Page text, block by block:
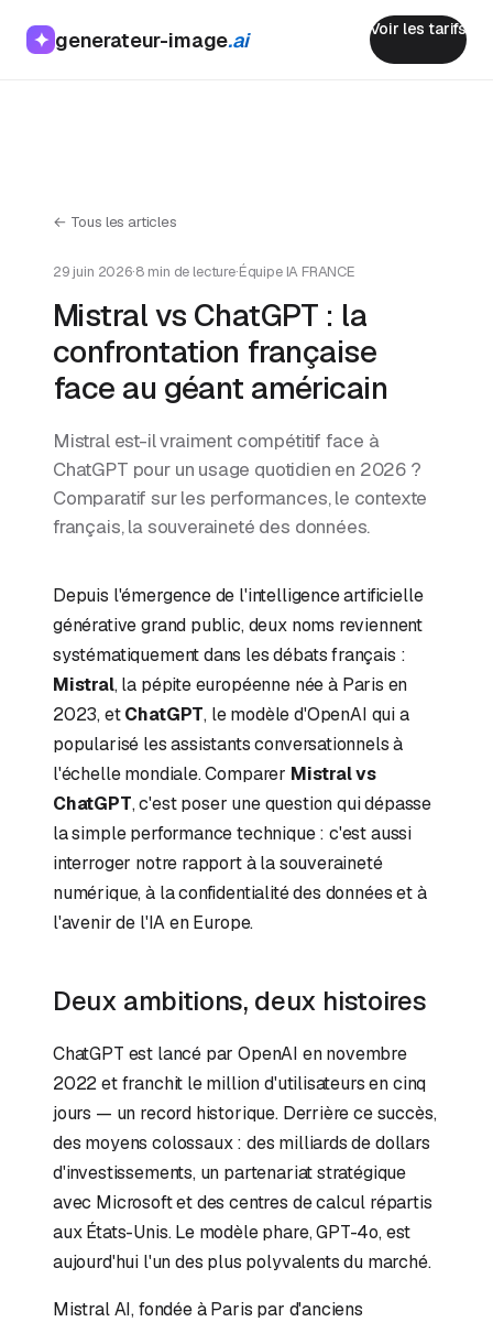
✦ generateur-image.ai Voir les tarifs
← Tous les articles
29 juin 2026·8 min de lecture·Équipe IA FRANCE
Mistral vs ChatGPT : la
confrontation française
face au géant américain
Mistral est-il vraiment compétitif face à
ChatGPT pour un usage quotidien en 2026 ?
Comparatif sur les performances, le contexte
français, la souveraineté des données.
Depuis l'émergence de l'intelligence artificielle
générative grand public, deux noms reviennent
systématiquement dans les débats français :
Mistral, la pépite européenne née à Paris en
2023, etChatGPT, le modèle d'OpenAI qui a
popularisé les assistants conversationnels à
l'échelle mondiale. Comparer Mistral vs
ChatGPT, c'est poser une question qui dépasse
la simple performance technique : c'est aussi
interroger notre rapport à la souveraineté
numérique, à la confidentialité des données et à
l'avenir de l'IA en Europe.
Deux ambitions, deux histoires
ChatGPT est lancé par OpenAI en novembre
2022 et franchit le million d'utilisateurs en cinq
jours — un record historique. Derrière ce succès,
des moyens colossaux : des milliards de dollars
d'investissements, un partenariat stratégique
avec Microsoft et des centres de calcul répartis
aux États-Unis. Le modèle phare, GPT-4o, est
aujourd'hui l'un des plus polyvalents du marché.
Mistral AI, fondée à Paris par d'anciens